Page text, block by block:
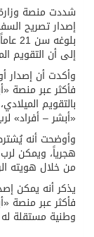
شددت منصة وزارة
إصدار تصريح
إلى أن التقويم
بالتقويم
«أبشر – أفراد»
هجرياً، ويمكن
من خلال هويته
فأكثر عبر منصة
وطنية مستقلة له